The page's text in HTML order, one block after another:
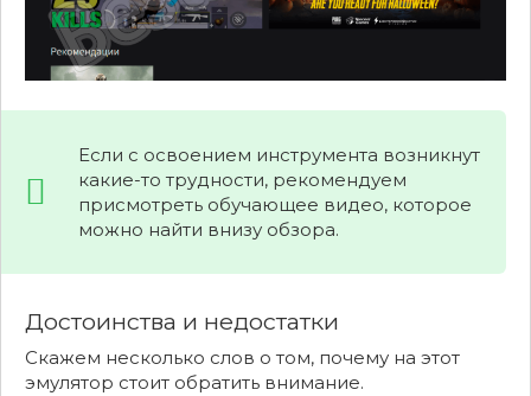
Если с освоением инструмента возникнут
какие-то трудности, рекомендуем
присмотреть обучающее видео, которое
можно найти внизу обзора.
Достоинства и недостатки
Скажем несколько слов о том, почему на этот
эмулятор стоит обратить внимание.